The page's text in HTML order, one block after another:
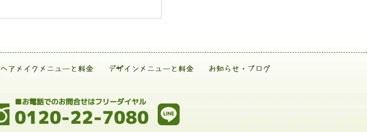
ヘアメイクメニューと料金 デザインメニューと料金 お知らせ・ブログ
0120-22-7080
■お電話でのお問合せはフリーダイヤル